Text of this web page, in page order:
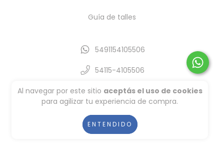
Al navegar por este sitio aceptás el uso de cookies
para agilizar tu experiencia de compra.
ENTENDIDO
Guía de talles
5491154105506
54115-4105506
info@eloisabikinis.com
Tigre/Pick up La Horqueta, San Isidro